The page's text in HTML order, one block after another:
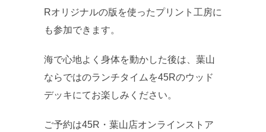
Rオリジナルの版を使ったプリント工房に
も参加できます。
海で心地よく身体を動かした後は、葉山
ならではのランチタイムを45Rのウッド
デッキにてお楽しみください。
ご予約は45R・葉山店オンラインストア